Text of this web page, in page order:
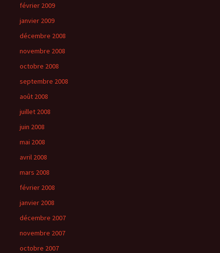
février 2009
janvier 2009
décembre 2008
novembre 2008
octobre 2008
septembre 2008
août 2008
juillet 2008
juin 2008
mai 2008
avril 2008
mars 2008
février 2008
janvier 2008
décembre 2007
novembre 2007
octobre 2007